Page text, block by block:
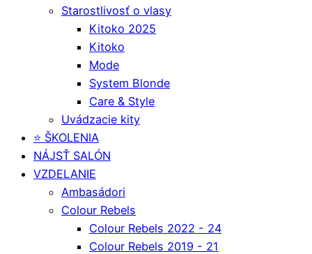
Starostlivosť o vlasy
Kitoko 2025
Kitoko
Mode
System Blonde
Care & Style
Uvádzacie kity
⭐️ ŠKOLENIA
NÁJSŤ SALÓN
VZDELANIE
Ambasádori
Colour Rebels
Colour Rebels 2022 - 24
Colour Rebels 2019 - 21